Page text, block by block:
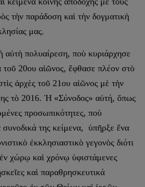
τὴν παράδοση καὶ τὴν δογματικὴ
μας.
πολυαίρεση, ποὺ κυριάρχησε
τοῦ 20ου αἰῶνος, ἔφθασε πλέον στὸ
ἀρχὲς τοῦ 21ου αἰῶνος μὲ τὴν
τὸ 2016. Ἡ «Σύνοδος» αὐτή, ὅπως
προσωπικότητες, ποὺ
της κείμενα, ὑπῆρξε ἕνα
ἐκκλησιαστικὸ γεγονὸς διότι
ἐν χώρῳ καὶ χρόνῳ ὑφιστάμενες
καὶ παραθρησκευτικά